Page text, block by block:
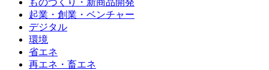
起業・創業・ベンチャー
デジタル
環境
省エネ
再エネ・畜エネ